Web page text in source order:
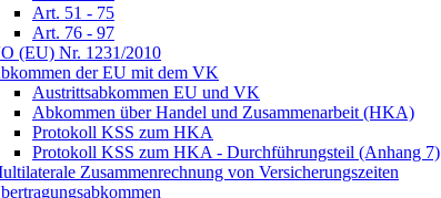
Art. 51 - 75
Art. 76 - 97
(EU) Nr. 1231/2010
der EU mit dem VK
Austrittsabkommen EU und VK
Abkommen über Handel und Zusammenarbeit (HKA)
Protokoll KSS zum HKA
Protokoll KSS zum HKA - Durchführungsteil (Anhang 7)
Zusammenrechnung von Versicherungszeiten